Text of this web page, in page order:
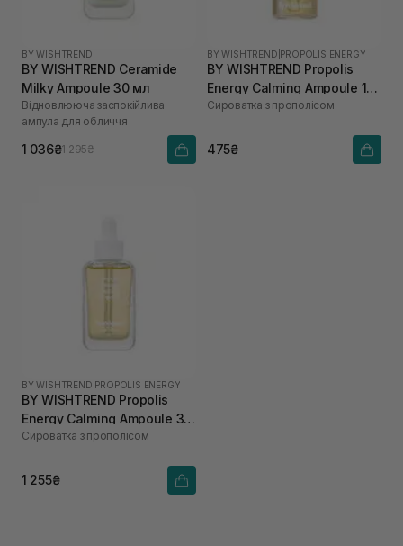
BY WISHTREND
BY WISHTREND Ceramide
Milky Ampoule 30 мл
Відновлююча заспокійлива
ампула для обличчя
1 036₴1 295₴
BY WISHTREND PROPOLIS ENERGY
BY WISHTREND Propolis
Energy Calming Ampoule 10
мл
Сироватка з прополісом
475₴
BY WISHTREND PROPOLIS ENERGY
BY WISHTREND Propolis
Energy Calming Ampoule 30
мл
Сироватка з прополісом
1 255₴